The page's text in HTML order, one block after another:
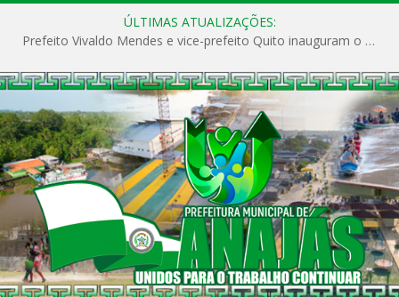
ÚLTIMAS ATUALIZAÇÕES:
Prefeito Vivaldo Mendes e vice-prefeito Quito inauguram o CAPS e fortalecem a saúde pública em Anajás.